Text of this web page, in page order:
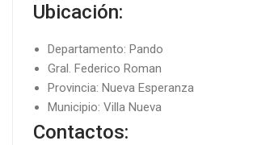
Ubicación:
Departamento: Pando
Gral. Federico Roman
Provincia: Nueva Esperanza
Municipio: Villa Nueva
Contactos: